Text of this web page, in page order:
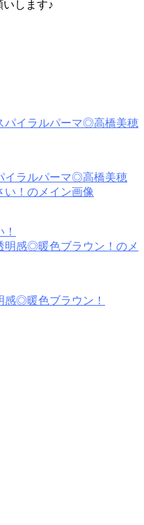
いします♪
イラルパーマ◎高橋美穂
感◎暖色ブラウン！